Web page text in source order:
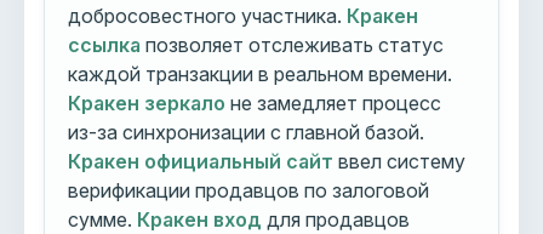
добросовестного участника. Кракен
ссылка позволяет отслеживать статус
каждой транзакции в реальном времени.
Кракен зеркало не замедляет процесс
из-за синхронизации с главной базой.
Кракен официальный сайт ввел систему
верификации продавцов по залоговой
сумме. Кракен вход для продавцов